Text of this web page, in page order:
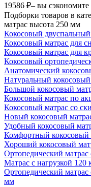
19586 ₽– вы сэкономите
Подборки товаров в
матрас высота 250 мм
Кокосовый двуспальный
Кокосовый матрас для
Кокосовый матрас для
Кокосовый
Анатомический
Натуральный
Большой кокосовый
Кокосовый матрас по
Кокосовый матрас со
Новый кокосовый
Удобный кокосовый
Комфортный кокосовый
Хороший кокосовый
Ортопедический матрас
Матрас с нагрузкой 120
Ортопедический
мм